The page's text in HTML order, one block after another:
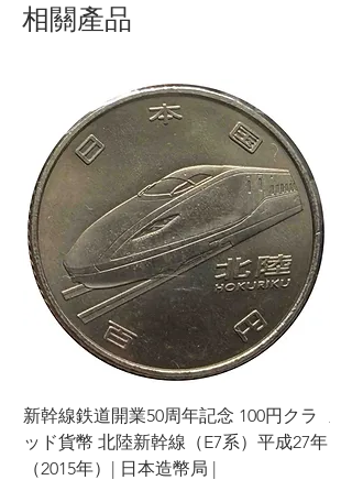
相關產品
新幹線鉄道開業50周年記念 100円クラ
ッド貨幣 北陸新幹線（E7系）平成27年
（2015年）| 日本造幣局 |